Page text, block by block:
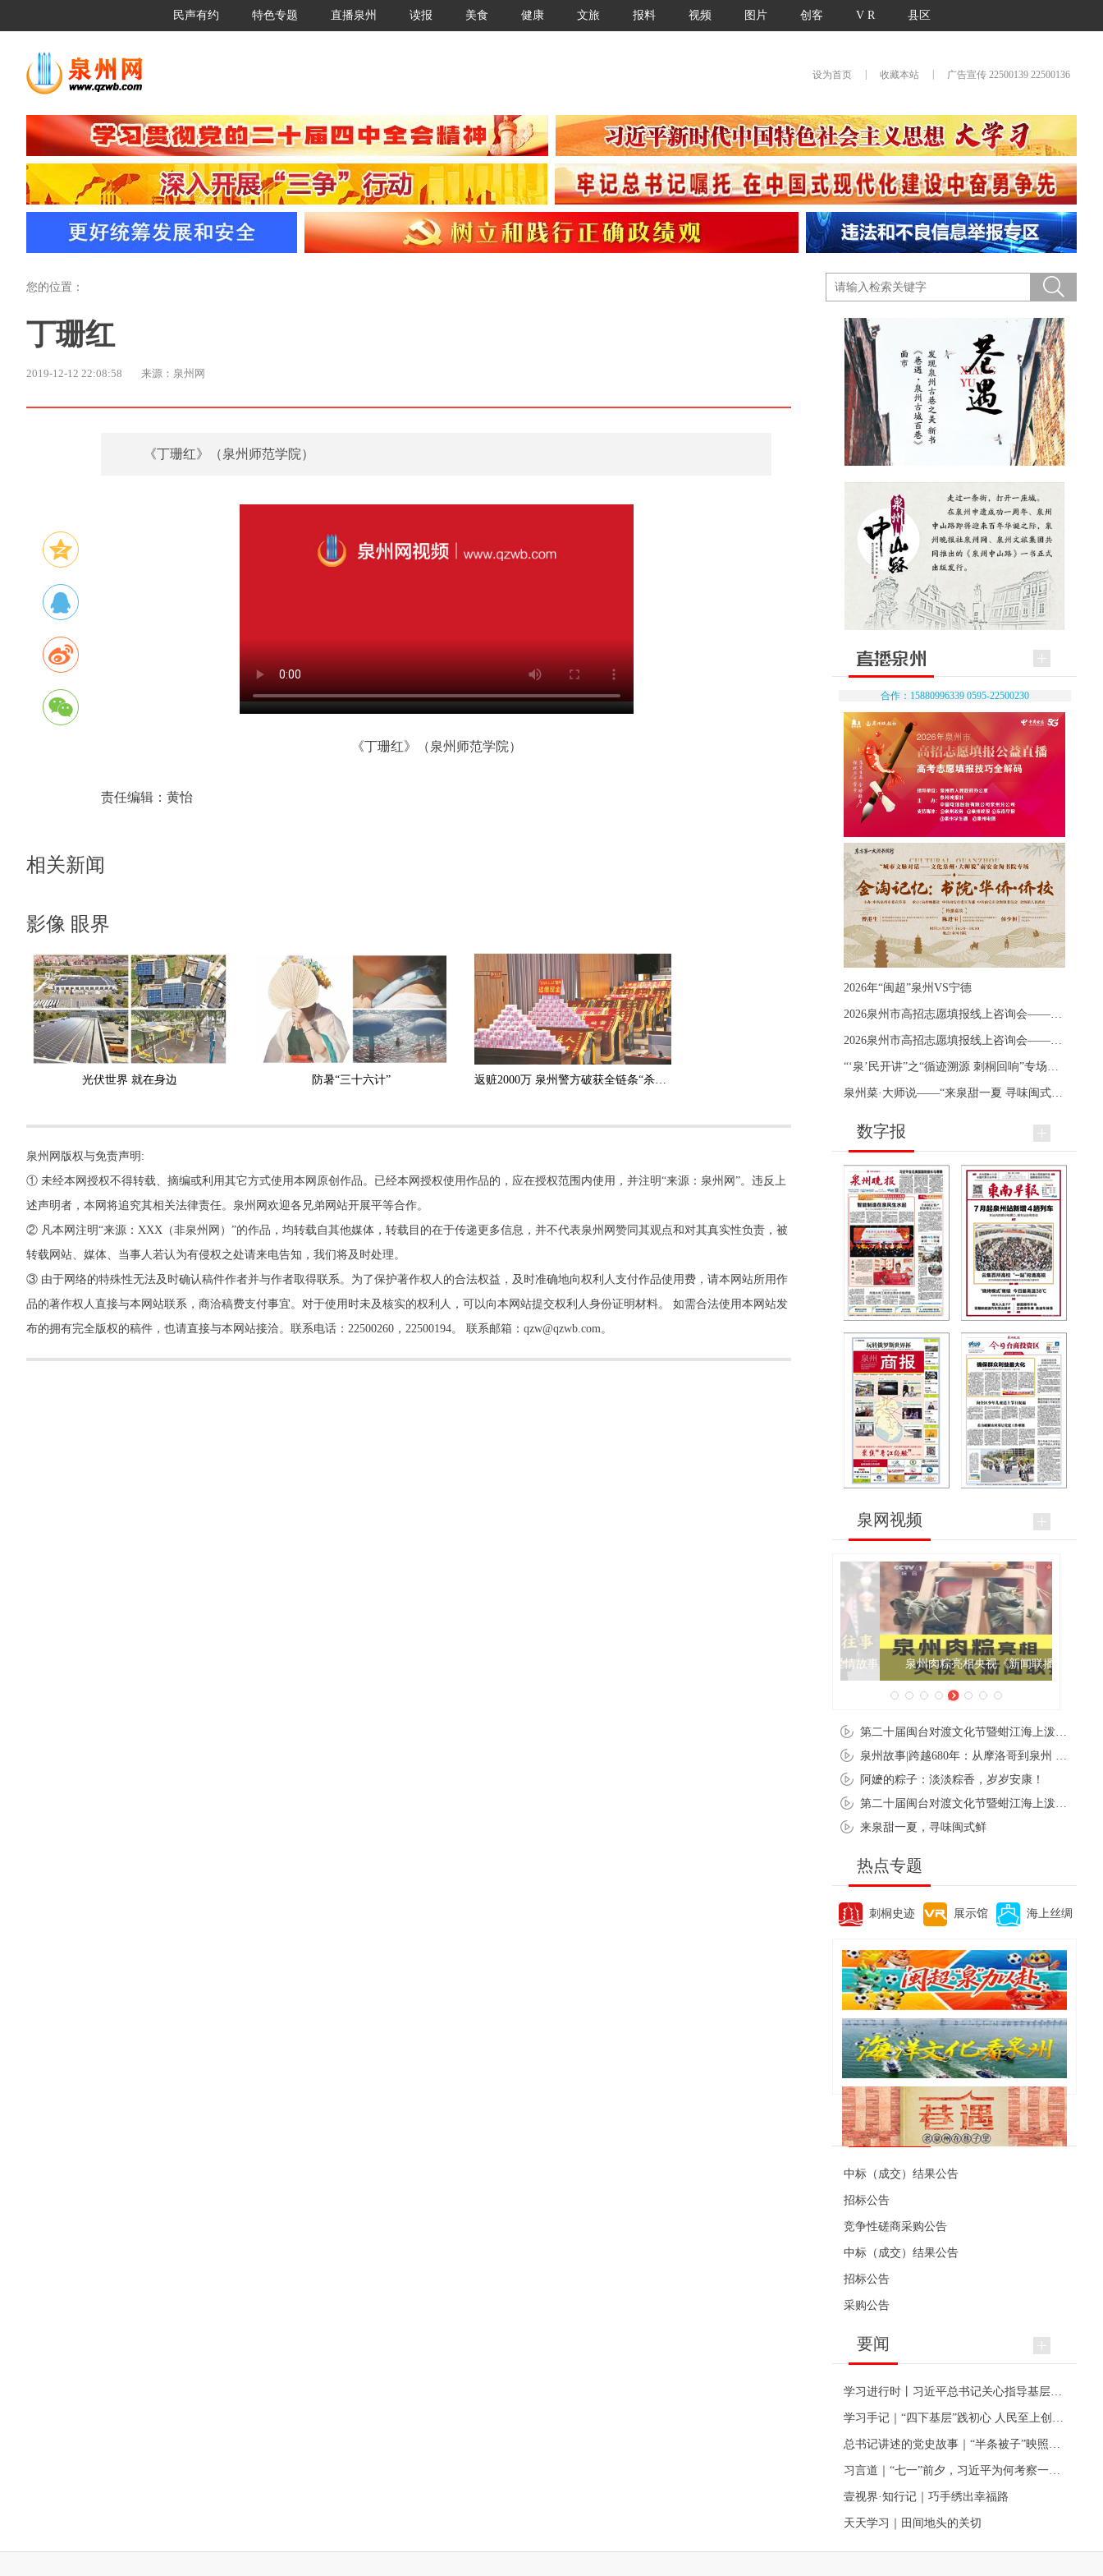
民声有约 特色专题 直播泉州 读报 美食 健康 文旅 报料 视频 图片 创客 V R 县区
设为首页 收藏本站 广告宣传 22500139 22500136
您的位置：
丁珊红
2019-12-12 22:08:58 来源：泉州网
《丁珊红》（泉州师范学院）
《丁珊红》（泉州师范学院）
责任编辑： 黄怡
相关新闻
影像 眼界
光伏世界 就在身边 防暑“三十六计”
泉州网版权与免责声明:
① 未经本网授权不得转载、摘编或利用其它方式使用本网原创作品。已经本网授权使用作品的，应在授权范围内使用，并注明“来源：泉州网”。违反上
述声明者，本网将追究其相关法律责任。泉州网欢迎各兄弟网站开展平等合作。
② 凡本网注明“来源：XXX（非泉州网）”的作品，均转载自其他媒体，转载目的在于传递更多信息，并不代表泉州网赞同其观点和对其真实性负责，被
转载网站、媒体、当事人若认为有侵权之处请来电告知，我们将及时处理。
③ 由于网络的特殊性无法及时确认稿件作者并与作者取得联系。为了保护著作权人的合法权益，及时准确地向权利人支付作品使用费，请本网站所用作
品的著作权人直接与本网站联系，商洽稿费支付事宜。对于使用时未及核实的权利人，可以向本网站提交权利人身份证明材料。 如需合法使用本网站发
布的拥有完全版权的稿件，也请直接与本网站接洽。联系电话：22500260，22500194。 联系邮箱：qzw@qzwb.com。
合作：15880996339 0595-22500230
2026年“闽超”泉州VS宁德
数字报
泉网视频
泉州肉粽亮相央视《新闻联播》
阿嬷的粽子：淡淡粽香，岁岁安康！
来泉甜一夏，寻味闽式鲜
热点专题
刺桐史迹 展示馆 海上丝绸
便民资讯
中标（成交）结果公告
招标公告
竞争性磋商采购公告
中标（成交）结果公告
招标公告
采购公告
要闻
壹视界·知行记｜巧手绣出幸福路
天天学习｜田间地头的关切